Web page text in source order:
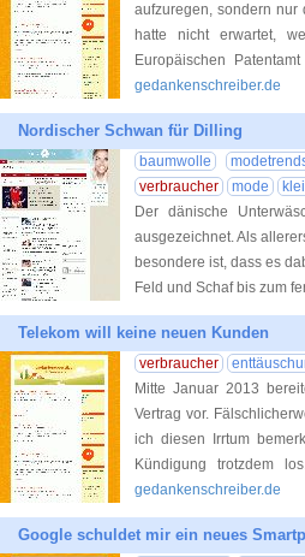
aufzuregen, sondern nur
hatte nicht erwartet,
Europäischen
gedankenschreiber.de
Nordischer Schwan für Dilling
baumwolle
verbraucher
mode
Der dänische
ausgezeichnet. Als
besondere ist, dass es
Feld und Schaf bis zum
Telekom will keine neuen Kunden
verbraucher
Mitte Januar 2013
Vertrag vor.
ich diesen Irrtum
Kündigung trotzdem
gedankenschreiber.de
Google schuldet mir ein neues